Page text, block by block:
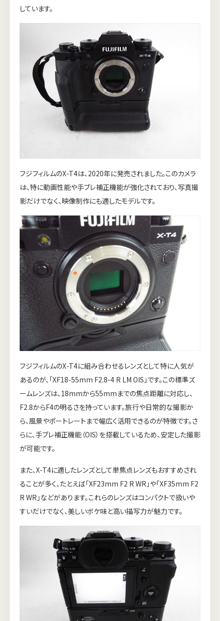
しています。
フジフィルムのX-T4は、2020年に発売されました。このカメラ
は、特に動画性能や手ブレ補正機能が強化されており、写真撮
影だけでなく、映像制作にも適したモデルです。
フジフィルムのX-T4に組み合わせるレンズとして特に人気が
あるのが、「XF18-55mm F2.8-4 R LM OIS」です。この標準ズ
ームレンズは、18mmから55mmまでの焦点距離に対応し、
F2.8からF4の明るさを持っています。旅行や日常的な撮影か
ら、風景やポートレートまで幅広く活用できるのが特徴です。さ
らに、手ブレ補正機能（OIS）を搭載しているため、安定した撮影
が可能です。
また、X-T4に適したレンズとして単焦点レンズもおすすめされ
ることが多く、たとえば「XF23mm F2 R WR」や「XF35mm F2
R WR」などがあります。これらのレンズはコンパクトで扱いや
すいだけでなく、美しいボケ味と高い描写力が魅力です。